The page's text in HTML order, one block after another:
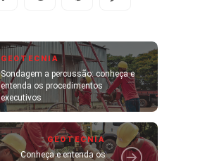
GEOTECNIA
Sondagem a percussão: conheça e
entenda os procedimentos
executivos
GEOTECNIA
Conheça e entenda os